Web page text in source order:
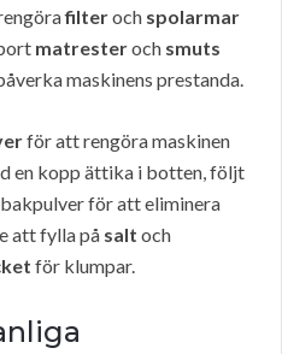
filteroch spolarmar
matresteroch smuts
maskinens prestanda.
för att rengöra maskinen
en kopp ättika i botten, följt
för att eliminera
att fylla på salt och
för klumpar.